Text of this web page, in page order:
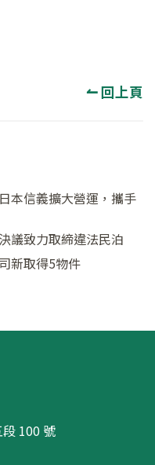
↼ 回上頁
本信義擴大營運，攜手
議致力取締違法民泊
新取得5物件
100 號